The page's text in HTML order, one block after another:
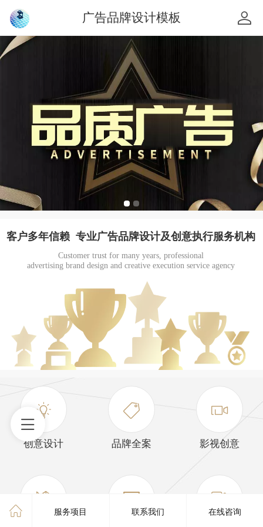
广告品牌设计模板
客户多年信赖 专业广告品牌设计及创意执行服务机构
Customer trust for many years, professional
advertising brand design and creative execution service agency
创意设计 品牌全案 影视创意
服务项目 联系我们 在线咨询